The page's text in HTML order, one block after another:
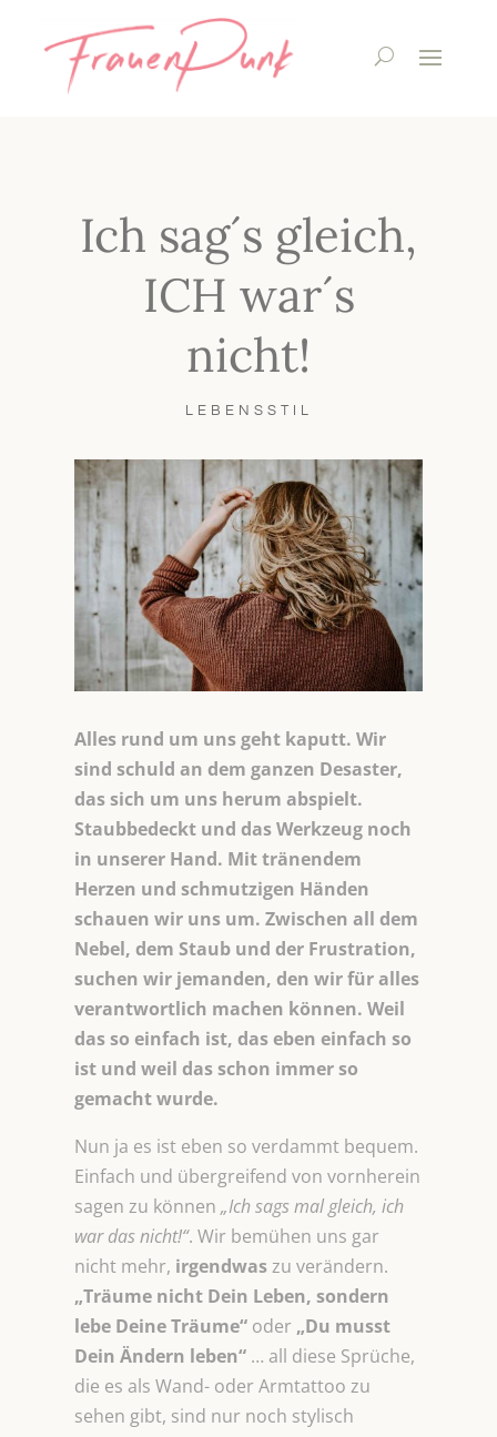
Ich sag´s gleich,
ICH war´s
nicht!
LEBENSSTIL
Alles rund um uns geht kaputt. Wir
sind schuld an dem ganzen Desaster,
das sich um uns herum abspielt.
Staubbedeckt und das Werkzeug noch
in unserer Hand. Mit tränendem
Herzen und schmutzigen Händen
schauen wir uns um. Zwischen all dem
Nebel, dem Staub und der Frustration,
suchen wir jemanden, den wir für alles
verantwortlich machen können. Weil
das so einfach ist, das eben einfach so
ist und weil das schon immer so
gemacht wurde.
Nun ja es ist eben so verdammt bequem.
Einfach und übergreifend von vornherein
sagen zu können„Ich sags mal gleich, ich
war das nicht!“. Wir bemühen uns gar
nicht mehr, irgendwaszu verändern.
„Träume nicht Dein Leben, sondern
lebe DeineTräume“ oder „Du musst
Dein Ändern leben“ … all diese Sprüche,
die es als Wand- oder Armtattoo zu
sehen gibt, sind nur noch stylisch